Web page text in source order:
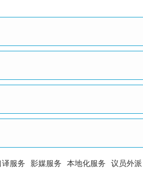
译服务 影媒服务 本地化服务 议员外派